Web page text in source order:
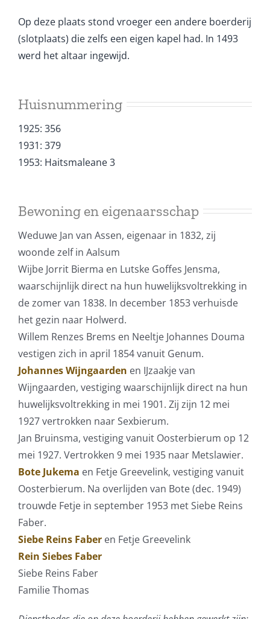
Op deze plaats stond vroeger een andere boerderij
(slotplaats) die zelfs een eigen kapel had. In 1493
werd het altaar ingewijd.
Huisnummering
1925: 356
1931: 379
1953: Haitsmaleane 3
Bewoning en eigenaarsschap
Weduwe Jan van Assen, eigenaar in 1832, zij
woonde zelf in Aalsum
Wijbe Jorrit Bierma en Lutske Goffes Jensma,
waarschijnlijk direct na hun huwelijksvoltrekking in
de zomer van 1838. In december 1853 verhuisde
het gezin naar Holwerd.
Willem Renzes Brems en Neeltje Johannes Douma
vestigen zich in april 1854 vanuit Genum.
Johannes Wijngaarden en IJzaakje van
Wijngaarden, vestiging waarschijnlijk direct na hun
huwelijksvoltrekking in mei 1901. Zij zijn 12 mei
1927 vertrokken naar Sexbierum.
Jan Bruinsma, vestiging vanuit Oosterbierum op 12
mei 1927. Vertrokken 9 mei 1935 naar Metslawier.
Bote Jukema en Fetje Greevelink, vestiging vanuit
Oosterbierum. Na overlijden van Bote (dec. 1949)
trouwde Fetje in september 1953 met Siebe Reins
Faber.
Siebe Reins Faberen Fetje Greevelink
Rein Siebes Faber
Siebe Reins Faber
Familie Thomas